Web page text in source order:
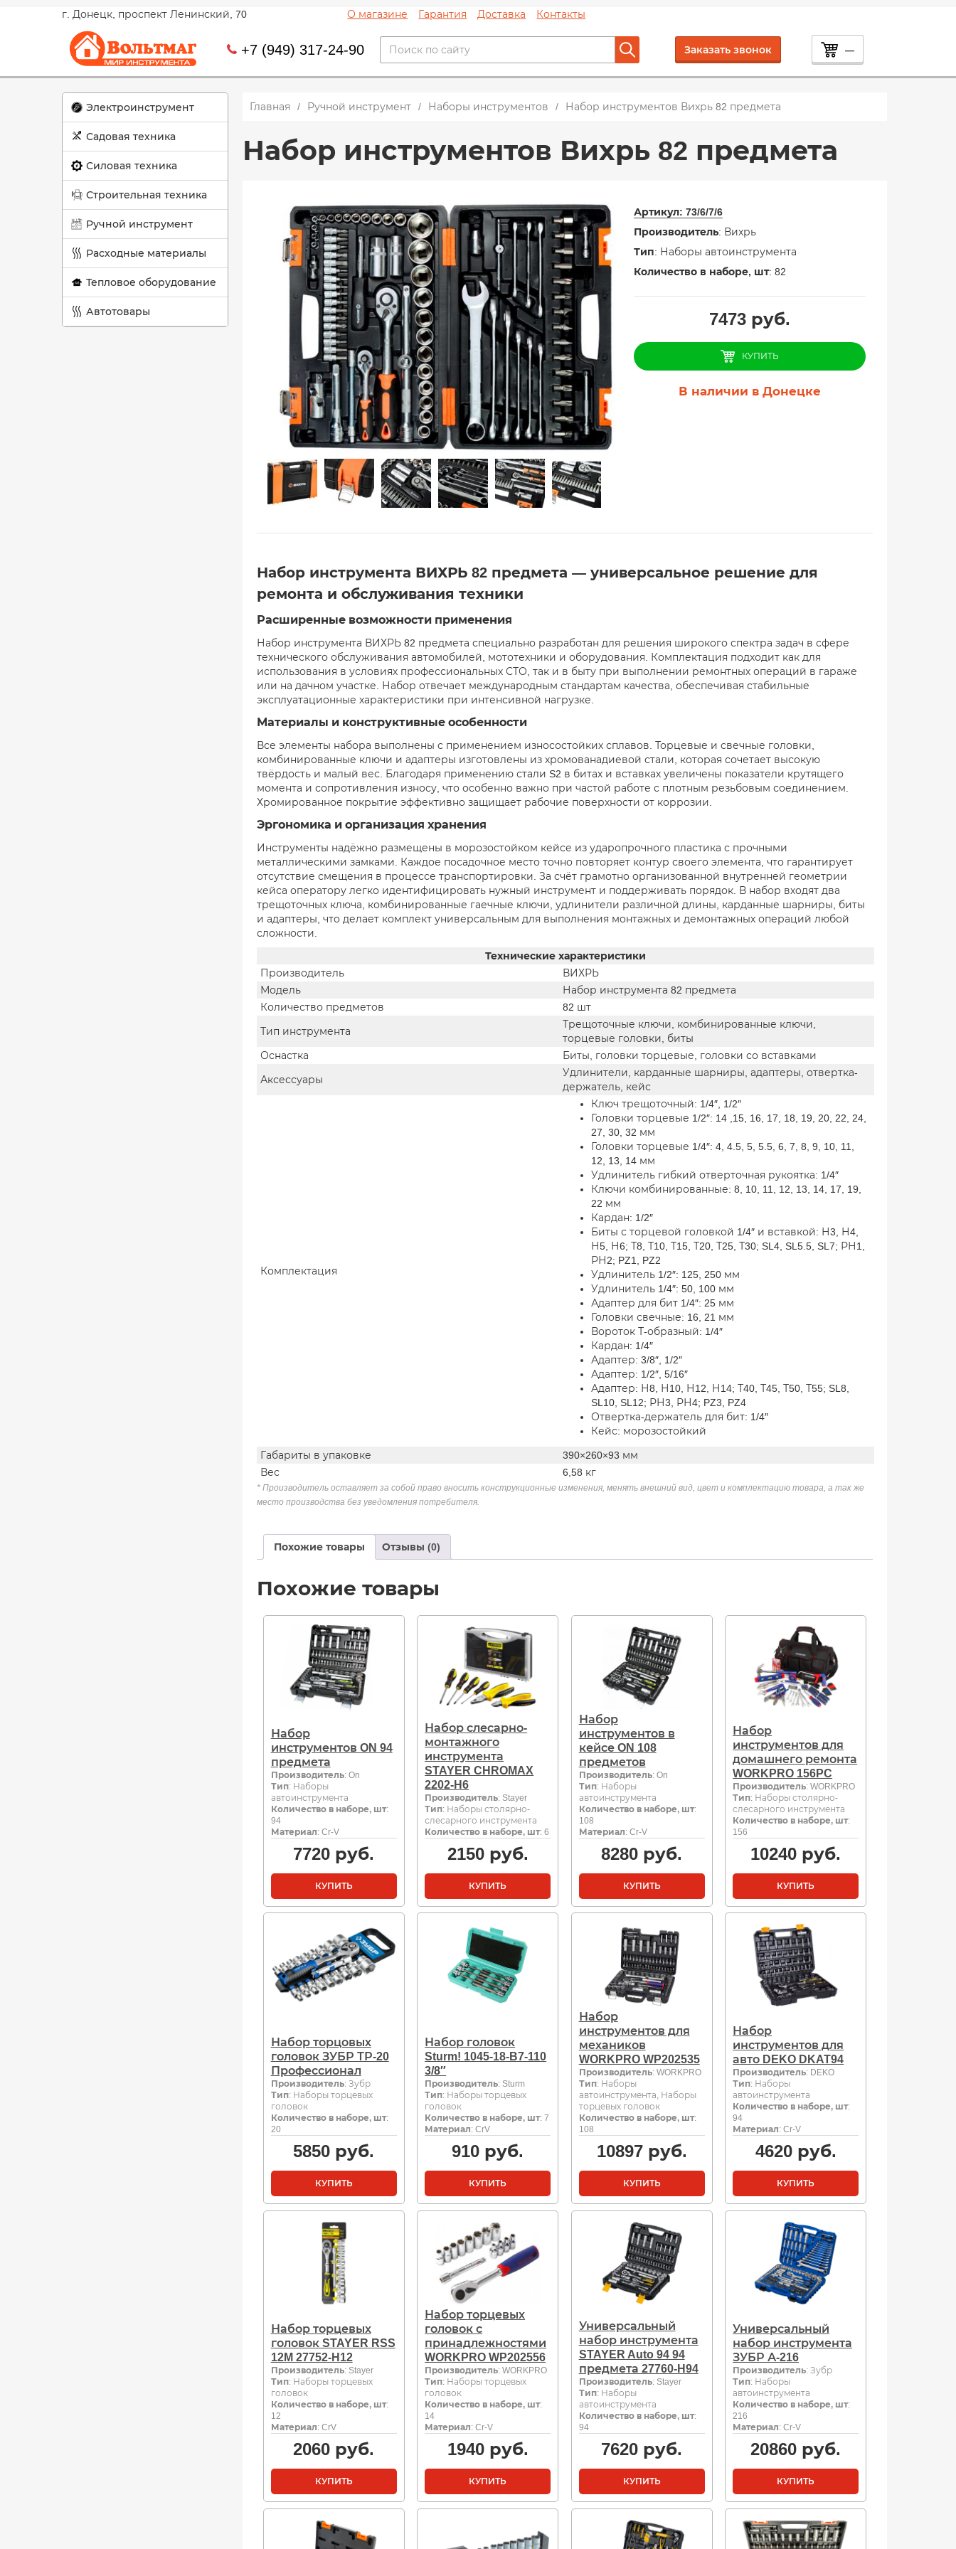
г. Донецк, проспект Ленинский, 70 О магазине Гарантия Доставка Контакты
+7 (949) 317-24-90 Заказать звонок —
Электроинструмент
Садовая техника
Силовая техника
Строительная техника
Ручной инструмент
Расходные материалы
Тепловое оборудование
Автотовары
Главная Ручной инструмент Наборы инструментов Набор инструментов Вихрь 82 предмета
Набор инструментов Вихрь 82 предмета
Артикул: 73/6/7/6
Производитель: Вихрь
Тип: Наборы автоинструмента
Количество в наборе, шт: 82
7473руб.
КУПИТЬ
В наличии в Донецке
Набор инструмента ВИХРЬ 82 предмета — универсальное решение для
ремонта и обслуживания техники
Расширенные возможности применения
Набор инструмента ВИХРЬ 82 предмета специально разработан для решения широкого спектра задач в сфере
технического обслуживания автомобилей, мототехники и оборудования. Комплектация подходит как для
использования в условиях профессиональных СТО, так и в быту при выполнении ремонтных операций в гараже
или на дачном участке. Набор отвечает международным стандартам качества, обеспечивая стабильные
эксплуатационные характеристики при интенсивной нагрузке.
Материалы и конструктивные особенности
Все элементы набора выполнены с применением износостойких сплавов. Торцевые и свечные головки,
комбинированные ключи и адаптеры изготовлены из хромованадиевой стали, которая сочетает высокую
твёрдость и малый вес. Благодаря применению стали S2 в битах и вставках увеличены показатели крутящего
момента и сопротивления износу, что особенно важно при частой работе с плотным резьбовым соединением.
Хромированное покрытие эффективно защищает рабочие поверхности от коррозии.
Эргономика и организация хранения
Инструменты надёжно размещены в морозостойком кейсе из ударопрочного пластика с прочными
металлическими замками. Каждое посадочное место точно повторяет контур своего элемента, что гарантирует
отсутствие смещения в процессе транспортировки. За счёт грамотно организованной внутренней геометрии
кейса оператору легко идентифицировать нужный инструмент и поддерживать порядок. В набор входят два
трещоточных ключа, комбинированные гаечные ключи, удлинители различной длины, карданные шарниры, биты
и адаптеры, что делает комплект универсальным для выполнения монтажных и демонтажных операций любой
сложности.
Технические характеристики
Производитель
ВИХРЬ
Модель
Набор инструмента 82 предмета
Количество предметов
82 шт
Тип инструмента
Трещоточные ключи, комбинированные ключи,
торцевые головки, биты
Оснастка
Биты, головки торцевые, головки со вставками
Аксессуары
Удлинители, карданные шарниры, адаптеры, отвертка-
держатель, кейс
Комплектация
Ключ трещоточный: 1/4″, 1/2″
Головки торцевые 1/2″: 14 ,15, 16, 17, 18, 19, 20, 22, 24,
27, 30, 32 мм
Головки торцевые 1/4″: 4, 4.5, 5, 5.5, 6, 7, 8, 9, 10, 11,
12, 13, 14 мм
Удлинитель гибкий отверточная рукоятка: 1/4″
Ключи комбинированные: 8, 10, 11, 12, 13, 14, 17, 19,
22 мм
Кардан: 1/2″
Биты с торцевой головкой 1/4″ и вставкой: Н3, Н4,
Н5, Н6; Т8, Т10, Т15, Т20, Т25, Т30; SL4, SL5.5, SL7; РН1,
РН2; PZ1, PZ2
Удлинитель 1/2″: 125, 250 мм
Удлинитель 1/4″: 50, 100 мм
Адаптер для бит 1/4″: 25 мм
Головки свечные: 16, 21 мм
Вороток Т-образный: 1/4″
Кардан: 1/4″
Адаптер: 3/8″, 1/2″
Адаптер: 1/2″, 5/16″
Адаптер: Н8, Н10, Н12, Н14; Т40, Т45, Т50, Т55; SL8,
SL10, SL12; РН3, РН4; PZ3, PZ4
Отвертка-держатель для бит: 1/4″
Кейс: морозостойкий
Габариты в упаковке
390×260×93 мм
Вес
6,58 кг
* Производитель оставляет за собой право вносить конструкционные изменения, менять внешний вид, цвет и комплектацию товара, а так же
место производства без уведомления потребителя.
Похожие товары Отзывы (0)
Похожие товары
Набор
инструментов ON 94
предмета
Производитель: On
Тип: Наборы
автоинструмента
Количество в наборе, шт:
94
Материал: Cr-V
7720 руб.
КУПИТЬ
Набор слесарно-
монтажного
инструмента
STAYER CHROMAX
2202-H6
Производитель: Stayer
Тип: Наборы столярно-
слесарного инструмента
Количество в наборе, шт: 6
2150руб.
КУПИТЬ
Набор
инструментов в
кейсе ON 108
предметов
Производитель: On
Тип: Наборы
автоинструмента
Количество в наборе, шт:
108
Материал: Cr-V
8280 руб.
КУПИТЬ
Набор
инструментов для
домашнего ремонта
WORKPRO 156PC
Производитель: WORKPRO
Тип: Наборы столярно-
слесарного инструмента
Количество в наборе, шт:
156
10240 руб.
КУПИТЬ
Набор торцовых
головок ЗУБР ТР-20
Профессионал
Производитель: Зубр
Тип: Наборы торцевых
головок
Количество в наборе, шт:
20
5850 руб.
КУПИТЬ
Набор головок
Sturm! 1045-18-B7-110
3/8″
Производитель: Sturm
Тип: Наборы торцевых
головок
Количество в наборе, шт: 7
Материал: CrV
910 руб.
КУПИТЬ
Набор
инструментов для
механиков
WORKPRO WP202535
Производитель: WORKPRO
Тип: Наборы
автоинструмента, Наборы
торцевых головок
Количество в наборе, шт:
108
10897руб.
КУПИТЬ
Набор
инструментов для
авто DEKO DKAT94
Производитель: DEKO
Тип: Наборы
автоинструмента
Количество в наборе, шт:
94
Материал: Cr-V
4620руб.
КУПИТЬ
Набор торцевых
головок STAYER RSS
12M 27752-H12
Производитель: Stayer
Тип: Наборы торцевых
головок
Количество в наборе, шт:
12
Материал: CrV
2060 руб.
КУПИТЬ
Набор торцевых
головок с
принадлежностями
WORKPRO WP202556
Производитель: WORKPRO
Тип: Наборы торцевых
головок
Количество в наборе, шт:
14
Материал: Cr-V
1940руб.
КУПИТЬ
Универсальный
набор инструмента
STAYER Auto 94 94
предмета 27760-H94
Производитель: Stayer
Тип: Наборы
автоинструмента
Количество в наборе, шт:
94
7620 руб.
КУПИТЬ
Универсальный
набор инструмента
ЗУБР А-216
Производитель: Зубр
Тип: Наборы
автоинструмента
Количество в наборе, шт:
216
Материал: Cr-V
20860 руб.
КУПИТЬ